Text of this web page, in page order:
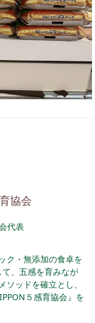
協会
代表
ク・無添加の食卓を
、五感を育みなが
ッドを確立とし、
５感育協会』を